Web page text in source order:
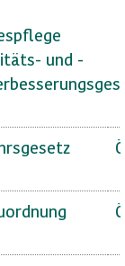
und -